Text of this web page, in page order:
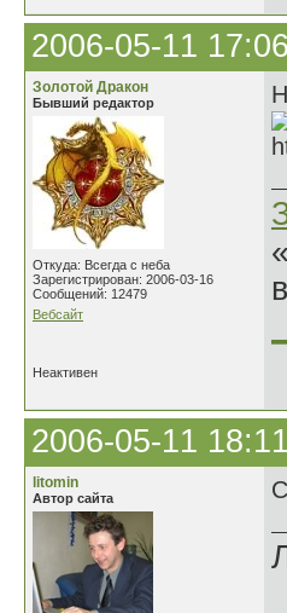
2006-05-11
Золотой Дракон
Бывший редактор
Откуда: Всегда с неба
Зарегистрирован: 2006-03-16
Сообщений: 12479
Вебсайт
Неактивен
2006-05-11
litomin
Автор сайта